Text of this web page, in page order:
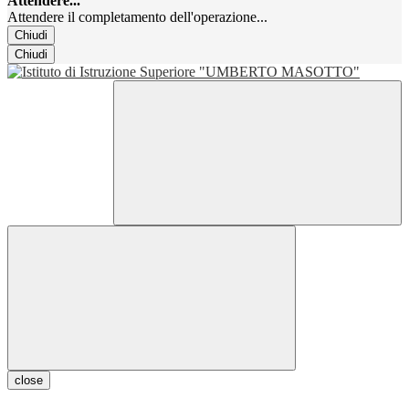
Attendere il completamento dell'operazione...
Chiudi
Chiudi
close